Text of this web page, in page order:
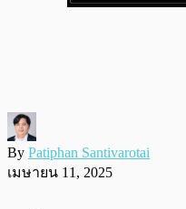
By Patiphan Santivarotai
เมษายน 11, 2025